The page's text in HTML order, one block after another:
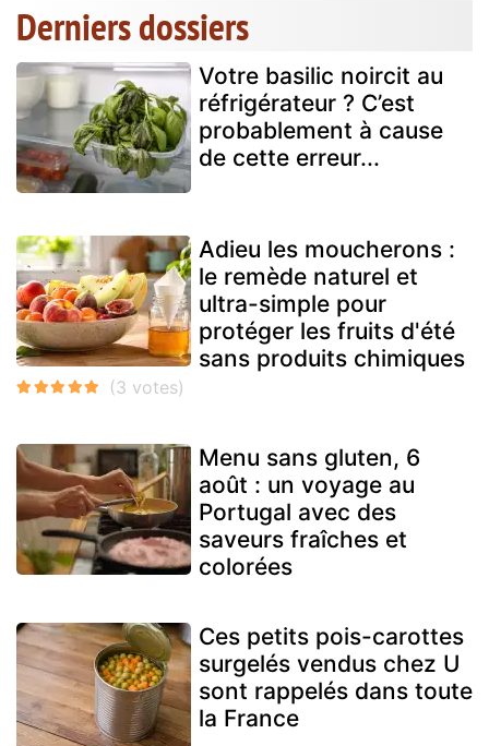
Derniers dossiers
Votre basilic noircit au
réfrigérateur ? C’est
probablement à cause
de cette erreur...
Adieu les moucherons :
le remède naturel et
ultra-simple pour
protéger les fruits d'été
sans produits chimiques
Menu sans gluten, 6
août : un voyage au
Portugal avec des
saveurs fraîches et
colorées
Ces petits pois-carottes
surgelés vendus chez U
sont rappelés dans toute
la France